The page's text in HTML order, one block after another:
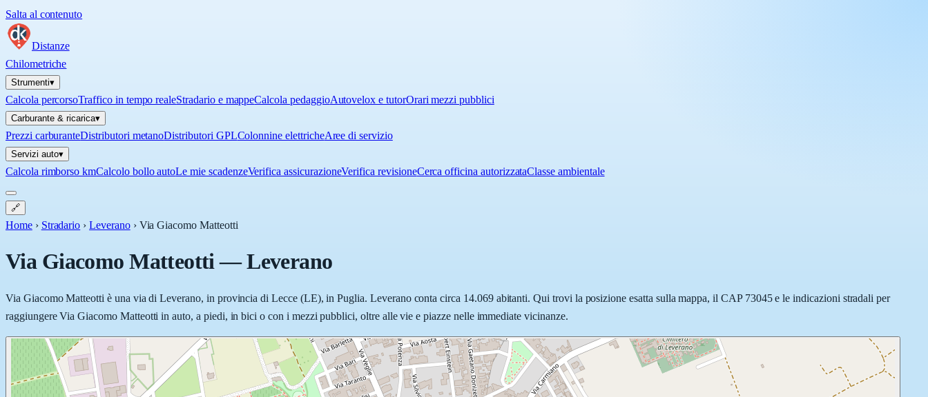
Salta al contenuto
Distanze
Chilometriche
Strumenti▾
Calcola percorsoTraffico in tempo realeStradario e mappeCalcola pedaggioAutovelox e tutorOrari mezzi pubblici
Carburante & ricarica▾
Prezzi carburanteDistributori metanoDistributori GPLColonnine elettricheAree di servizio
Servizi auto▾
Calcola rimborso kmCalcolo bollo autoLe mie scadenzeVerifica assicurazioneVerifica revisioneCerca officina autorizzataClasse ambientale
🔗
Home › Stradario › Leverano › Via Giacomo Matteotti
Via Giacomo Matteotti—Leverano
Via Giacomo Matteotti è una via di Leverano, in provincia di Lecce (LE), in Puglia. Leverano conta circa 14.069 abitanti. Qui trovi la posizione esatta sulla mappa, il CAP 73045 e le indicazioni stradali per
raggiungere Via Giacomo Matteotti in auto, a piedi, in bici o con i mezzi pubblici, oltre alle vie e piazze nelle immediate vicinanze.